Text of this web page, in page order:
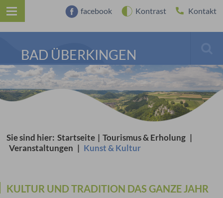
facebook Kontrast Kontakt
BAD ÜBERKINGEN
Sie sind hier: Startseite | Tourismus & Erholung |
Veranstaltungen | Kunst & Kultur
KULTUR UND TRADITION DAS GANZE JAHR